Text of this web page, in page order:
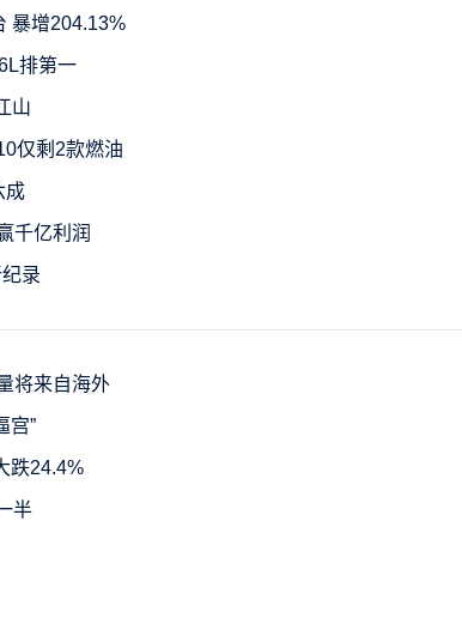
暴增204.13%
排第一
山
仅剩2款燃油
成
千亿利润
录
将来自海外
宫”
跌24.4%
半